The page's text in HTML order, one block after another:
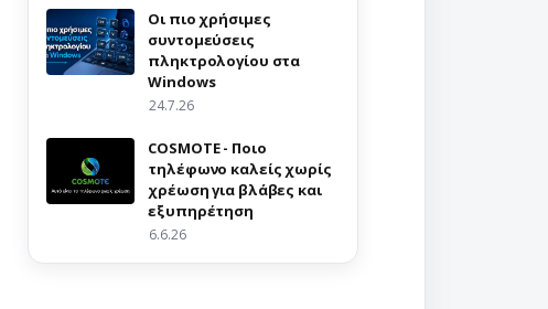
Οι πιο χρήσιμες
συντομεύσεις
πληκτρολογίου στα
Windows
24.7.26
COSMOTE - Ποιο
τηλέφωνο καλείς χωρίς
χρέωση για βλάβες και
εξυπηρέτηση
6.6.26